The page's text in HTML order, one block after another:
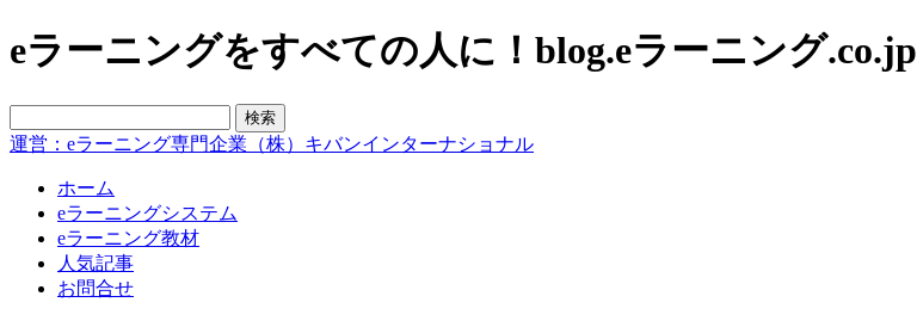
eラーニングをすべての人に！blog.eラーニング.co.jp
運営：eラーニング専門企業（株）キバンインターナショナル
ホーム
eラーニングシステム
eラーニング教材
人気記事
お問合せ